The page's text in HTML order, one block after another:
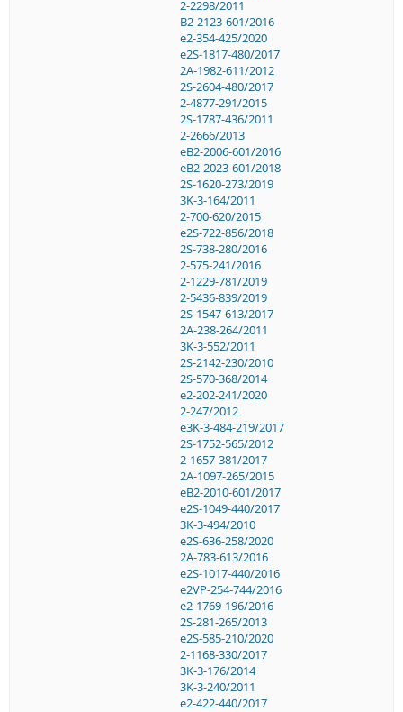
2-2298/2011
B2-2123-601/2016
e2-354-425/2020
e2S-1817-480/2017
2A-1982-611/2012
2S-2604-480/2017
2-4877-291/2015
2S-1787-436/2011
2-2666/2013
eB2-2006-601/2016
eB2-2023-601/2018
2S-1620-273/2019
3K-3-164/2011
2-700-620/2015
e2S-722-856/2018
2S-738-280/2016
2-575-241/2016
2-1229-781/2019
2-5436-839/2019
2S-1547-613/2017
2A-238-264/2011
3K-3-552/2011
2S-2142-230/2010
2S-570-368/2014
e2-202-241/2020
2-247/2012
e3K-3-484-219/2017
2S-1752-565/2012
2-1657-381/2017
2A-1097-265/2015
eB2-2010-601/2017
e2S-1049-440/2017
3K-3-494/2010
e2S-636-258/2020
2A-783-613/2016
e2S-1017-440/2016
e2VP-254-744/2016
e2-1769-196/2016
2S-281-265/2013
e2S-585-210/2020
2-1168-330/2017
3K-3-176/2014
3K-3-240/2011
e2-422-440/2017